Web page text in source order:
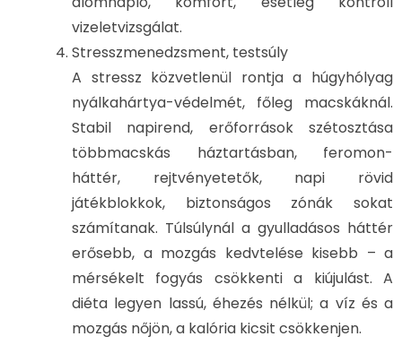
vizeletvizsgálat.
Stresszmenedzsment, testsúly
A stressz közvetlenül rontja a húgyhólyag
nyálkahártya-védelmét, főleg macskáknál.
Stabil napirend, erőforrások szétosztása
többmacskás háztartásban, feromon-
háttér, rejtvényetetők, napi rövid
játékblokkok, biztonságos zónák sokat
számítanak. Túlsúlynál a gyulladásos háttér
erősebb, a mozgás kedvtelése kisebb – a
mérsékelt fogyás csökkenti a kiújulást. A
diéta legyen lassú, éhezés nélkül; a víz és a
mozgás nőjön, a kalória kicsit csökkenjen.